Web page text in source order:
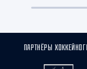
ПАРТНЁРЫ